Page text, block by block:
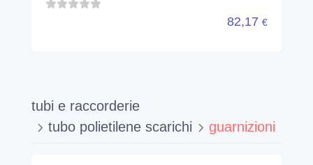
82,17 €
tubi e raccorderie
tubo polietilene scarichi
guarnizioni